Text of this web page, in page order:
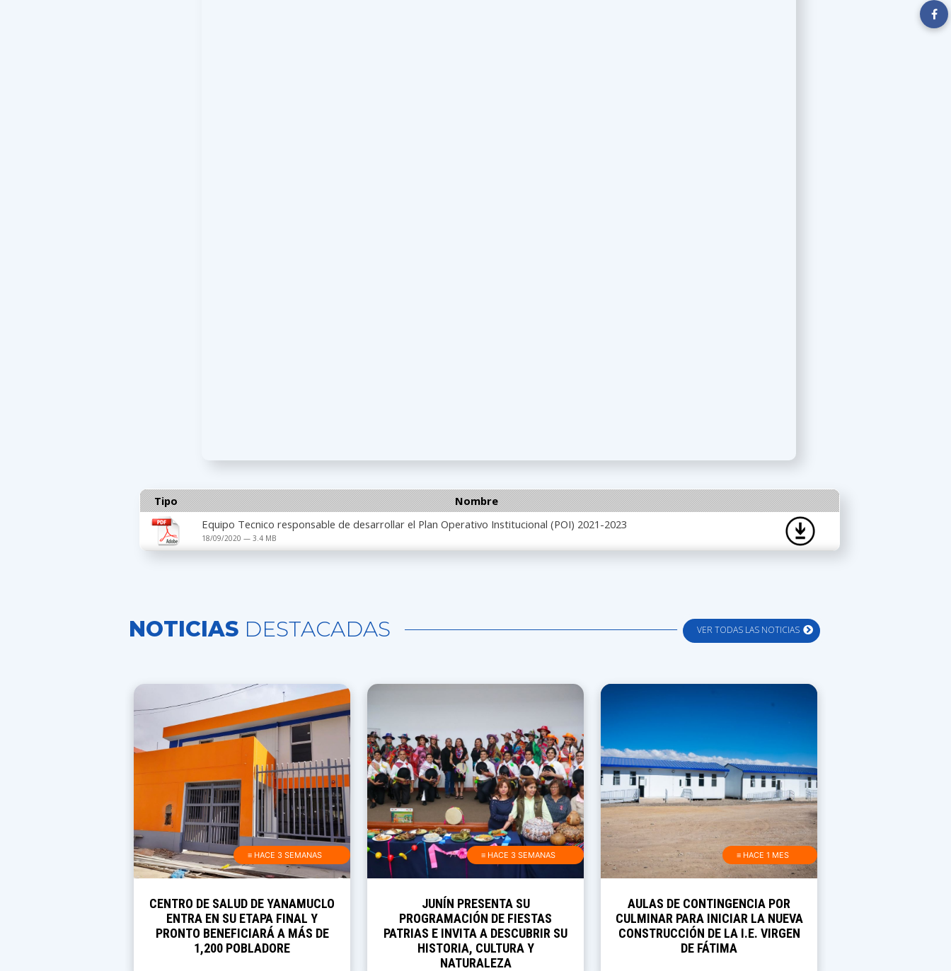
Tipo
Nombre
Equipo Tecnico responsable de desarrollar el Plan Operativo Institucional (POI) 2021-2023
18/09/2020 — 3.4 MB
VER TODAS LAS NOTICIAS
NOTICIAS DESTACADAS
≡ HACE 3 SEMANAS
CENTRO DE SALUD DE YANAMUCLO
ENTRA EN SU ETAPA FINAL Y
PRONTO BENEFICIARÁ A MÁS DE
1,200 POBLADORE
≡ HACE 3 SEMANAS
JUNÍN PRESENTA SU
PROGRAMACIÓN DE FIESTAS
PATRIAS E INVITA A DESCUBRIR SU
HISTORIA, CULTURA Y
NATURALEZA
≡ HACE 1 MES
AULAS DE CONTINGENCIA POR
CULMINAR PARA INICIAR LA NUEVA
CONSTRUCCIÓN DE LA I.E. VIRGEN
DE FÁTIMA